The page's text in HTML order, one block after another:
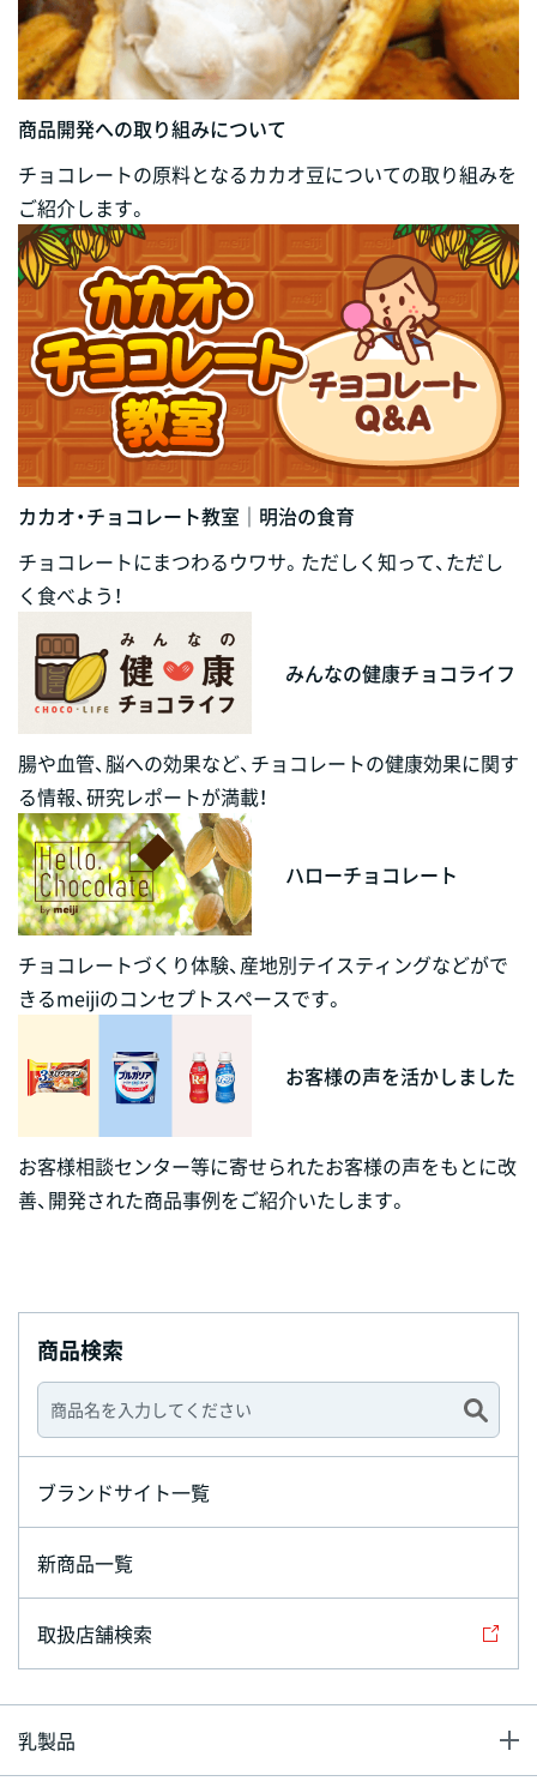
商品開発への取り組みについて
チョコレートの原料となるカカオ豆についての取り組みを
ご紹介します。
カカオ・チョコレート教室｜明治の食育
チョコレートにまつわるウワサ。ただしく知って、ただし
く食べよう！
みんなの健康チョコライフ
腸や血管、脳への効果など、チョコレートの健康効果に関す
る情報、研究レポートが満載！
ハローチョコレート
チョコレートづくり体験、産地別テイスティングなどがで
きるmeijiのコンセプトスペースです。
お客様の声を活かしました
お客様相談センター等に寄せられたお客様の声をもとに改
善、開発された商品事例をご紹介いたします。
商品検索
ブランドサイト一覧
新商品一覧
取扱店舗検索
乳製品